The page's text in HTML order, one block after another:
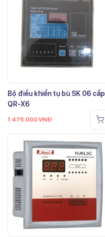
Bộ điều khiển tụ bù SK 06 cấp
QR-X6
1.475.000 VNĐ